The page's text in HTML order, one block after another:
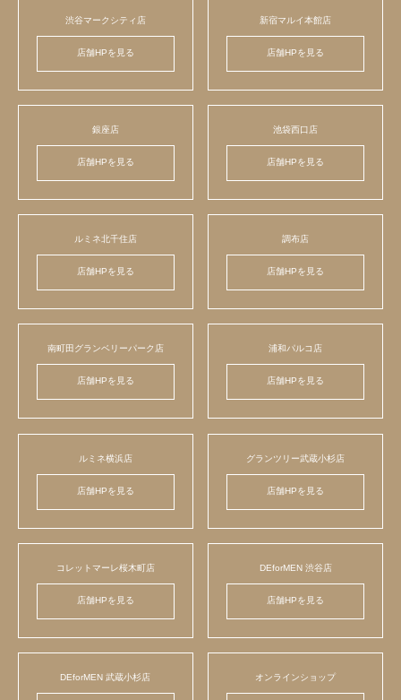
渋谷マークシティ店
店舗HPを見る
新宿マルイ本館店
店舗HPを見る
銀座店
店舗HPを見る
池袋西口店
店舗HPを見る
ルミネ北千住店
店舗HPを見る
調布店
店舗HPを見る
南町田グランベリーパーク店
店舗HPを見る
浦和パルコ店
店舗HPを見る
ルミネ横浜店
店舗HPを見る
グランツリー武蔵小杉店
店舗HPを見る
コレットマーレ桜木町店
店舗HPを見る
DEforMEN 渋谷店
店舗HPを見る
DEforMEN 武蔵小杉店 オンラインショップ